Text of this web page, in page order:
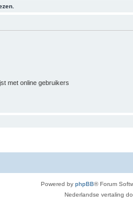
met online gebruikers
Powered by phpBB® Forum
Nederlandse vertaling